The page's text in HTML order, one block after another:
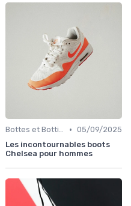
Bottes et Bottines • 05/09/2025
Les incontournables boots
Chelsea pour hommes